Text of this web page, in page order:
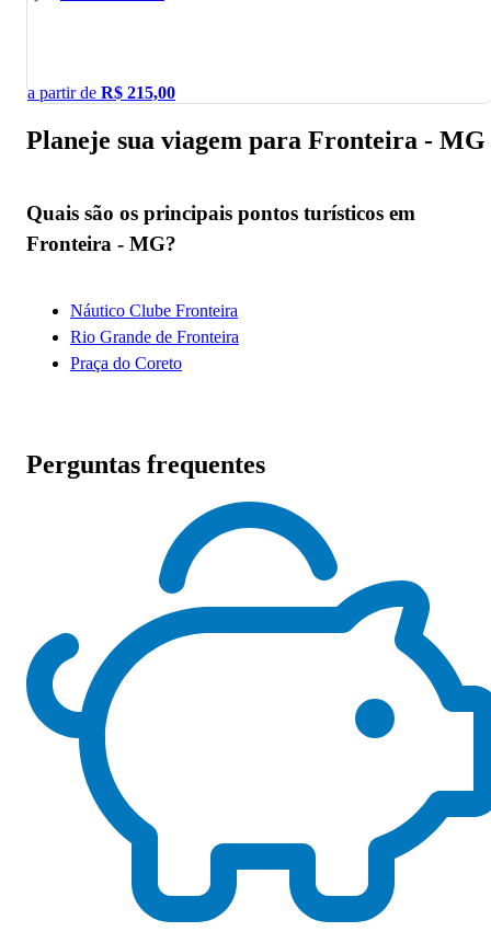
a partir de R$ 215,00
Planeje sua viagem para Fronteira - MG
Quais são os principais pontos turísticos em
Fronteira - MG?
Náutico Clube Fronteira
Rio Grande de Fronteira
Praça do Coreto
Perguntas frequentes